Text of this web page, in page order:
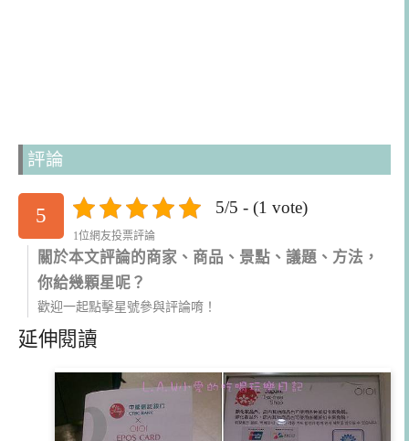
評論
5 5/5 - (1 vote)
1位網友投票評論
關於本文評論的商家、商品、景點、議題、方法，
你給幾顆星呢？
歡迎一起點擊星號參與評論唷！
延伸閱讀